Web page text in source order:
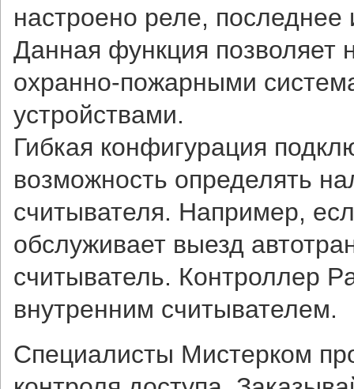
настроено реле,
Данная функция позволяет
охранно-пожарными
устройствами.
Гибкая конфигурация
возможность определять
считывателя. Например,
обслуживает выезд
считыватель. Контроллер
внутренним считывателем.
Специалисты Мистерком